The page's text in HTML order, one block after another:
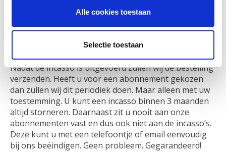
Alle cookies toestaan
Selectie toestaan
Eenmalige Automatische
Incasso
Bij de checkout / afrekenen van uw winkelwagen kunt
u ook kiezen voor eenmalige automatische incasso.
Nadat de incasso is uitgevoerd zullen wij de bestelling
verzenden. Heeft u voor een abonnement gekozen
dan zullen wij dit periodiek doen. Maar alleen met uw
toestemming. U kunt een incasso binnen 3 maanden
altijd storneren. Daarnaast zit u nooit aan onze
abonnementen vast en dus ook niet aan de incasso’s.
Deze kunt u met een telefoontje of email eenvoudig
bij ons beëindigen. Geen probleem. Gegarandeerd!